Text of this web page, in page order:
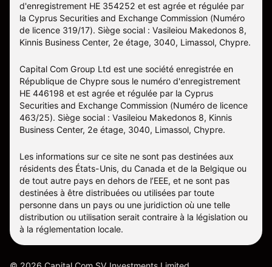
d'enregistrement HE 354252 et est agrée et régulée par
la Cyprus Securities and Exchange Commission (Numéro
de licence 319/17). Siège social : Vasileiou Makedonos 8,
Kinnis Business Center, 2e étage, 3040, Limassol, Chypre.
Capital Com Group Ltd est une société enregistrée en
République de Chypre sous le numéro d'enregistrement
ΗΕ 446198 et est agrée et régulée par la Cyprus
Securities and Exchange Commission (Numéro de licence
463/25). Siège social : Vasileiou Makedonos 8, Kinnis
Business Center, 2e étage, 3040, Limassol, Chypre.
Les informations sur ce site ne sont pas destinées aux
résidents des États-Unis, du Canada et de la Belgique ou
de tout autre pays en dehors de l’EEE, et ne sont pas
destinées à être distribuées ou utilisées par toute
personne dans un pays ou une juridiction où une telle
distribution ou utilisation serait contraire à la législation ou
à la réglementation locale.